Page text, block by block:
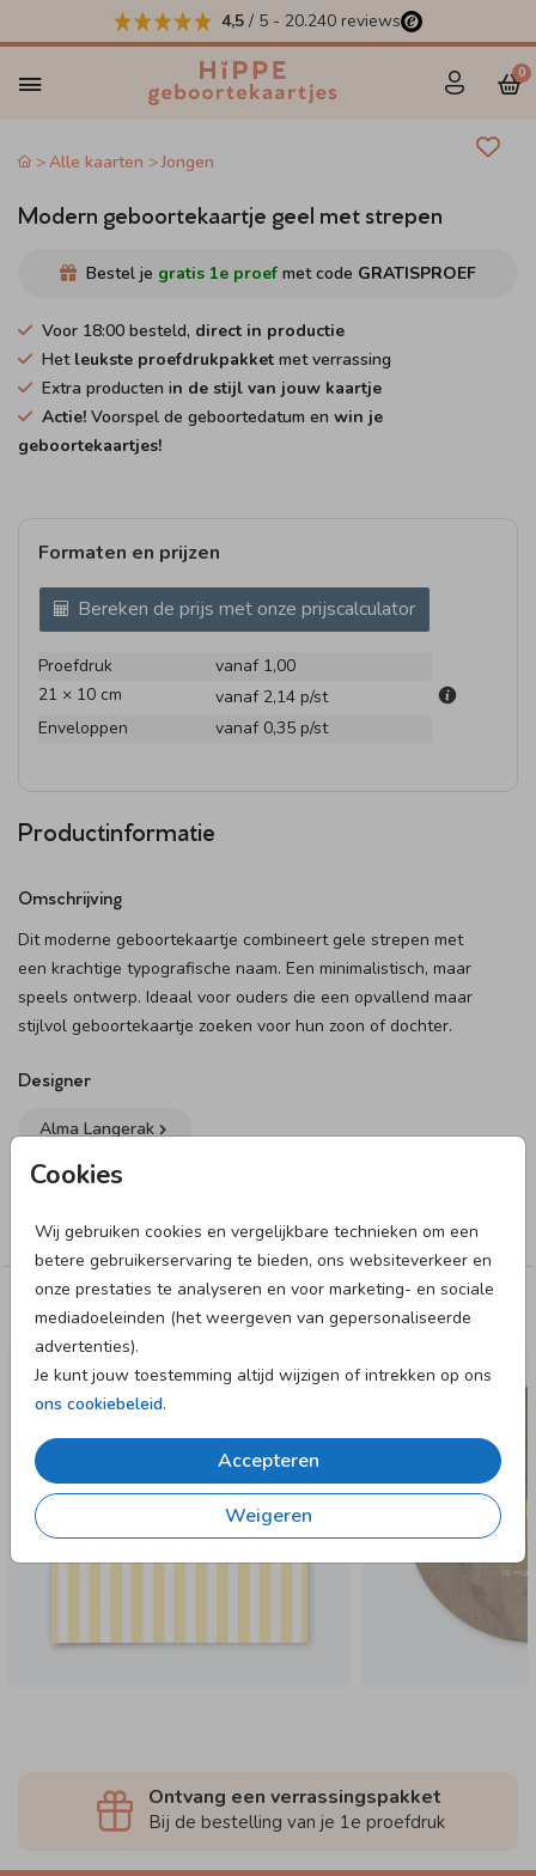
4,5 / 5 - 20.240 reviews
0
Cookies
Wij gebruiken cookies en vergelijkbare technieken om een
betere gebruikerservaring te bieden, ons websiteverkeer en
onze prestaties te analyseren en voor marketing- en sociale
mediadoeleinden (het weergeven van gepersonaliseerde
advertenties).
Je kunt jouw toestemming altijd wijzigen of intrekken op ons
ons cookiebeleid.
Accepteren
Weigeren
Alle kaarten Jongen
Modern geboortekaartje geel met strepen
Bestel je gratis 1e proef met code GRATISPROEF
Voor 18:00 besteld, direct in productie
Het leukste proefdrukpakket met verrassing
Extra producten in de stijl van jouw kaartje
Actie! Voorspel de geboortedatum en win je
geboortekaartjes!
Formaten en prijzen
Bereken de prijs met onze prijscalculator
Proefdruk
vanaf 1,00
21 × 10 cm
vanaf 2,14 p/st
Enveloppen
vanaf 0,35 p/st
Productinformatie
Omschrijving
Dit moderne geboortekaartje combineert gele strepen met
een krachtige typografische naam. Een minimalistisch, maar
speels ontwerp. Ideaal voor ouders die een opvallend maar
stijlvol geboortekaartje zoeken voor hun zoon of dochter.
Designer
Alma Langerak
Collectie
Jongen
Deze designs vind je misschien ook leuk
GEBOORTEKAARTJE
Ontvang een verrassingspakket
Bij de bestelling van je 1e proefdruk